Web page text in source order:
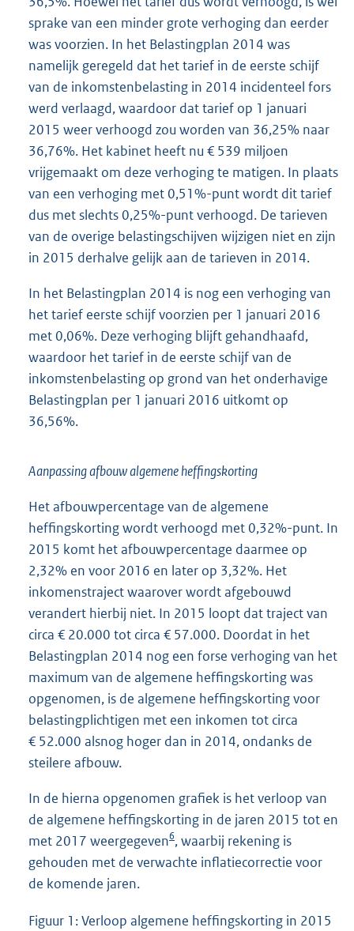
sprake van een minder grote verhoging dan eerder
was voorzien. In het Belastingplan 2014 was
namelijk geregeld dat het tarief in de eerste schijf
van de inkomstenbelasting in 2014 incidenteel fors
werd verlaagd, waardoor dat tarief op 1 januari
2015 weer verhoogd zou worden van 36,25% naar
36,76%. Het kabinet heeft nu € 539 miljoen
vrijgemaakt om deze verhoging te matigen. In plaats
van een verhoging met 0,51%-punt wordt dit tarief
dus met slechts 0,25%-punt verhoogd. De tarieven
van de overige belastingschijven wijzigen niet en zijn
in 2015 derhalve gelijk aan de tarieven in 2014.
In het Belastingplan 2014 is nog een verhoging van
het tarief eerste schijf voorzien per 1 januari 2016
met 0,06%. Deze verhoging blijft gehandhaafd,
waardoor het tarief in de eerste schijf van de
inkomstenbelasting op grond van het onderhavige
Belastingplan per 1 januari 2016 uitkomt op
36,56%.
Aanpassing afbouw algemene heffingskorting
Het afbouwpercentage van de algemene
heffingskorting wordt verhoogd met 0,32%-punt. In
2015 komt het afbouwpercentage daarmee op
2,32% en voor 2016 en later op 3,32%. Het
inkomenstraject waarover wordt afgebouwd
verandert hierbij niet. In 2015 loopt dat traject van
circa € 20.000 tot circa € 57.000. Doordat in het
Belastingplan 2014 nog een forse verhoging van het
maximum van de algemene heffingskorting was
opgenomen, is de algemene heffingskorting voor
belastingplichtigen met een inkomen tot circa
€ 52.000 alsnog hoger dan in 2014, ondanks de
steilere afbouw.
In de hierna opgenomen grafiek is het verloop van
de algemene heffingskorting in de jaren 2015 tot en
met 2017 weergegeven6, waarbij rekening is
gehouden met de verwachte inflatiecorrectie voor
de komende jaren.
Figuur 1: Verloop algemene heffingskorting in 2015